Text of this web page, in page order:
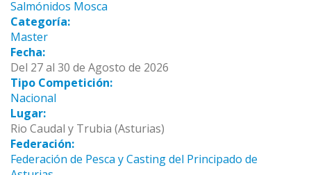
Salmónidos Mosca
Categoría:
Master
Fecha:
Del 27 al 30 de Agosto de 2026
Tipo Competición:
Nacional
Lugar:
Rio Caudal y Trubia (Asturias)
Federación:
Federación de Pesca y Casting del Principado de